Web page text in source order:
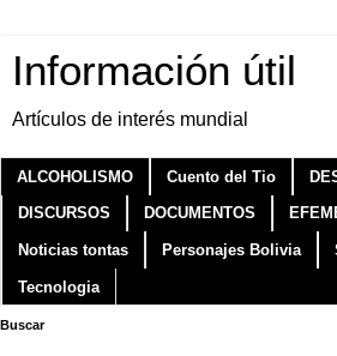
Información útil
Artículos de interés mundial
ALCOHOLISMO Cuento del Tio
DISCURSOS DOCUMENTOS
Noticias tontas Personajes Bolivia
Tecnologia
Buscar